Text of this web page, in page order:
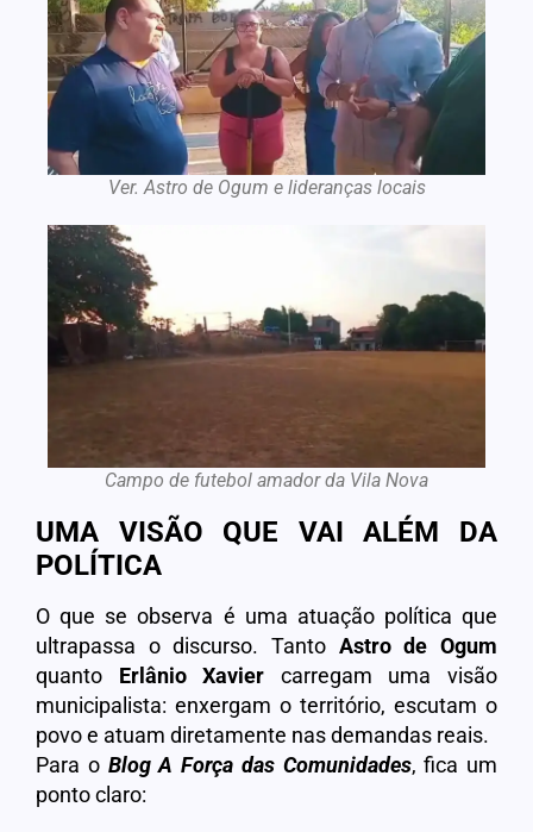
Ver. Astro de Ogum e lideranças locais
Campo de futebol amador da Vila Nova
UMA VISÃO QUE VAI ALÉM DA
POLÍTICA
O que se observa é uma atuação política que
ultrapassa o discurso. Tanto Astro de Ogum
quanto Erlânio Xavier carregam uma visão
municipalista: enxergam o território, escutam o
povo e atuam diretamente nas demandas reais.
Para o Blog A Força das Comunidades, fica um
ponto claro: